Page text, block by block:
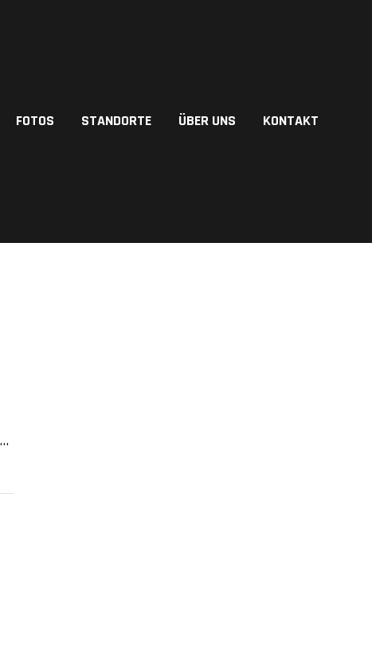
FOTOS STANDORTE ÜBER UNS KONTAKT